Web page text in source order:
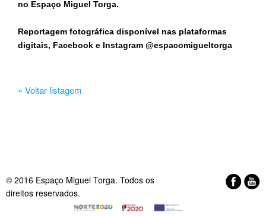
no Espaço Miguel Torga.
Reportagem fotográfica disponível nas plataformas
digitais, Facebook e Instagram @espacomigueltorga
» Voltar listagem
© 2016 Espaço Miguel Torga. Todos os
direitos reservados.